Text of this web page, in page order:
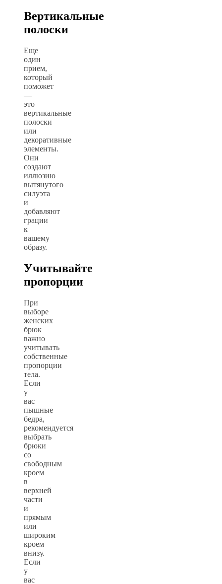
Вертикальные
полоски
Еще
один
прием,
который
поможет
—
это
вертикальные
полоски
или
декоративные
элементы.
Они
создают
иллюзию
вытянутого
силуэта
и
добавляют
грации
к
вашему
образу.
Учитывайте
пропорции
При
выборе
женских
брюк
важно
учитывать
собственные
пропорции
тела.
Если
у
вас
пышные
бедра,
рекомендуется
выбрать
брюки
со
свободным
кроем
в
верхней
части
и
прямым
или
широким
кроем
внизу.
Если
у
вас